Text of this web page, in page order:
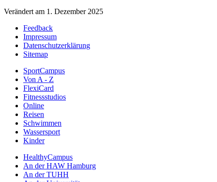
Verändert am 1. Dezember 2025
Feedback
Impressum
Datenschutzerklärung
Sitemap
SportCampus
Von A - Z
FlexiCard
Fitnessstudios
Online
Reisen
Schwimmen
Wassersport
Kinder
HealthyCampus
An der HAW Hamburg
An der TUHH